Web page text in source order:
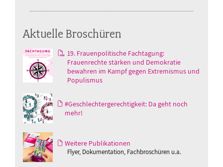
Aktuelle Broschüren
19. Frauenpolitische Fachtagung:
Frauenrechte stärken und Demokratie
bewahren im Kampf gegen Extremismus und
Populismus
#Geschlechtergerechtigkeit: Da geht noch
mehr!
Weitere Publikationen
Flyer, Dokumentation, Fachbroschüren u.a.